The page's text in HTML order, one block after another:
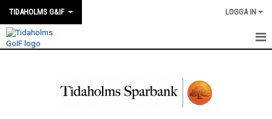
TIDAHOLMS G&IF LOGGA IN
FÖRENINGSKALENDERN